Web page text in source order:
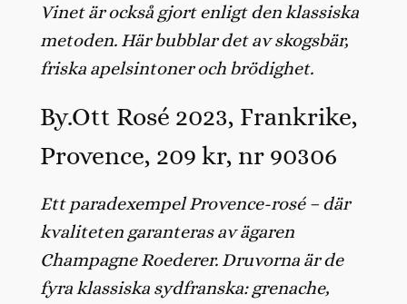
Vinet är också gjort enligt den klassiska
metoden. Här bubblar det av skogsbär,
friska apelsintoner och brödighet.
By.Ott Rosé 2023, Frankrike,
Provence, 209 kr, nr 90306
Ett paradexempel Provence-rosé – där
kvaliteten garanteras av ägaren
Champagne Roederer. Druvorna är de
fyra klassiska sydfranska: grenache,